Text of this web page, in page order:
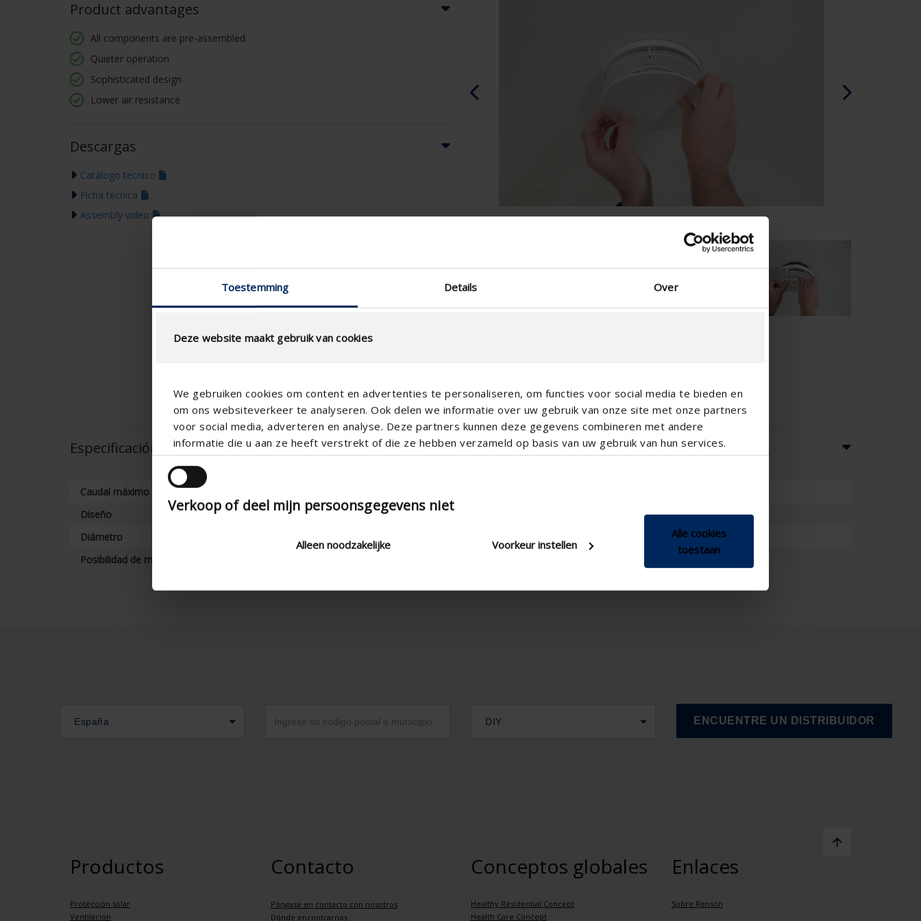
Toestemming Details Over
Deze website maakt gebruik van cookies
We gebruiken cookies om content en advertenties te personaliseren, om functies voor social media te bieden en
om ons websiteverkeer te analyseren. Ook delen we informatie over uw gebruik van onze site met onze partners
voor social media, adverteren en analyse. Deze partners kunnen deze gegevens combineren met andere
informatie die u aan ze heeft verstrekt of die ze hebben verzameld op basis van uw gebruik van hun services.
Verkoop of deel mijn persoonsgegevens niet
Alleen noodzakelijke Voorkeur instellen
Alle cookies
toestaan
Product advantages
All components are pre-assembled
Quieter operation
Sophisticated design
Lower air resistance
Descargas
Catálogo tecnico
Ficha técnica
Assembly video

Especificación técnica
Caudal máximo
Diseño
Diámetro
Posibilidad de montaje
España DIY
Productos
Protección solar
Ventilación
Contacto
Póngase en contacto con nosotros
Dónde encontrarnos
Conceptos globales
Healthy Residential Concept
Health Care Concept
Enlaces
Sobre Renson